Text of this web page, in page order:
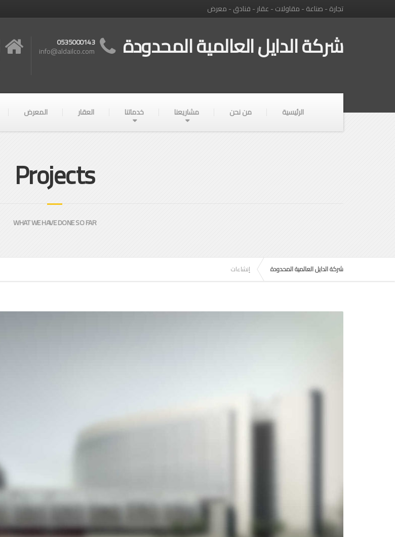
تجارة - صناعة - مقاولات - عقار - فنادق - معرض
شركة الدايل العالمية المحدودة 0535000143
info@aldailco.com
الرئيسية من نحن مشاريعنا خدماتنا العقار المعرض
Projects
WHAT WE HAVE DONE SO FAR
شركة الدايل العالمية المحدودة إنشاءات